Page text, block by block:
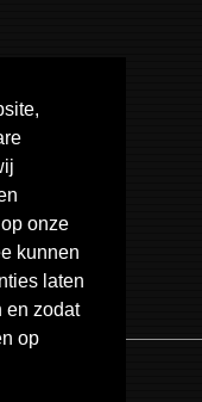
onze
kunnen
laten
en zodat
op